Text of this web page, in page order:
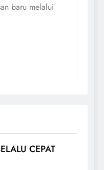
baru melalui
CEPAT